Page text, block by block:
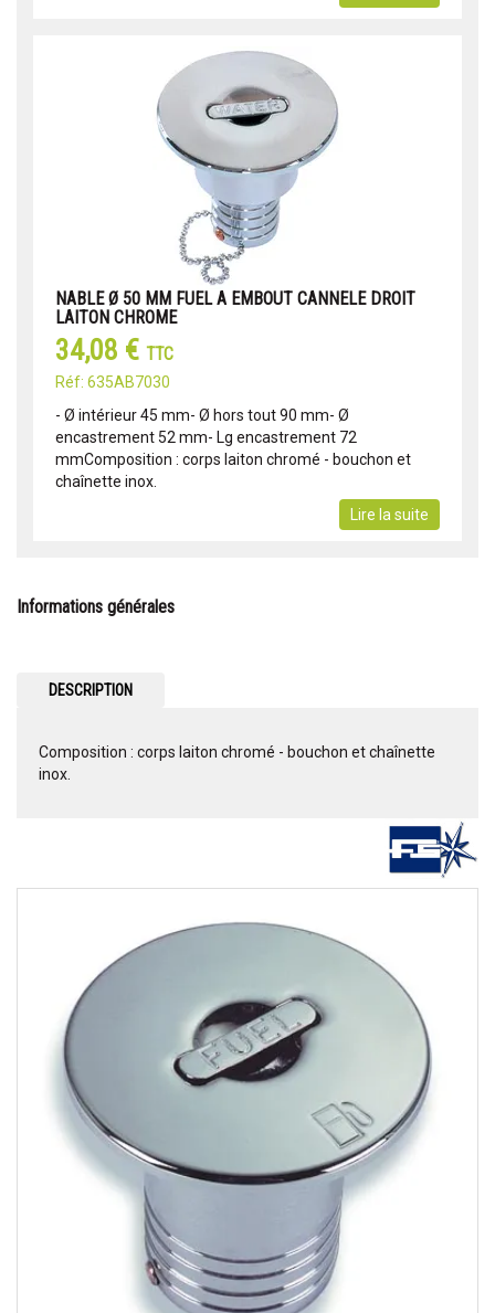
NABLE Ø 50 MM FUEL A EMBOUT CANNELE DROIT
LAITON CHROME
34,08 € TTC
Réf: 635AB7030
- Ø intérieur 45 mm- Ø hors tout 90 mm- Ø
encastrement 52 mm- Lg encastrement 72
mmComposition : corps laiton chromé - bouchon et
chaînette inox.
Lire la suite
Informations générales
DESCRIPTION
Composition : corps laiton chromé - bouchon et chaînette
inox.